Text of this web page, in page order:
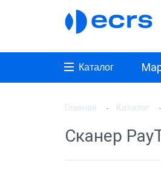
Каталог
Главная Каталог
Сканер